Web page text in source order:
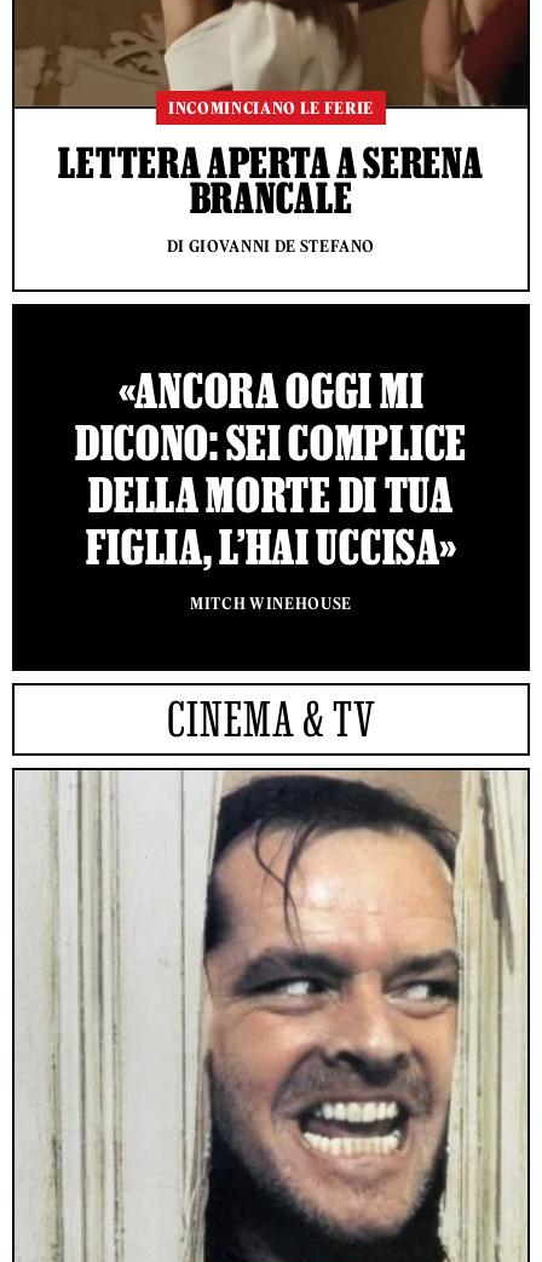
INCOMINCIANO LE FERIE
LETTERA APERTA A SERENA
BRANCALE
DI GIOVANNI DE STEFANO
«ANCORA OGGI MI
DICONO: SEI COMPLICE
DELLA MORTE DI TUA
FIGLIA, L’HAI UCCISA»
MITCH WINEHOUSE
CINEMA & TV